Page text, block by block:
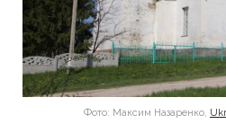
Фото: Максим Назаренко,